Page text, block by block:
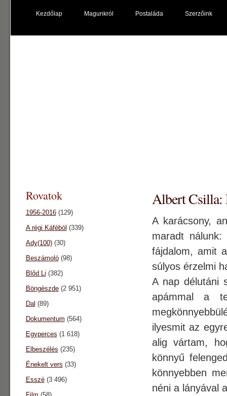
Kezdőlap Magunkról Postaláda Szerzőink
Albert Csilla:
A karácsony,
maradt
fájdalom, amit
súlyos érzelmi
A nap délutáni
apámmal a
ilyesmit az
alig vártam,
könnyű
könnyebben
néni a lányával
Rovatok
1956-2016(129)
A régi Káféból (339)
Ady(100)(30)
Beszámoló(98)
Blőd Li (382)
Böngészde(2 951)
Dal (89)
Dokumentum (564)
Egyperces (1 618)
Elbeszélés (235)
Énekelt vers (33)
Esszé(3 496)